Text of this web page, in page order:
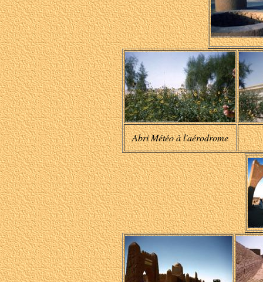
Abri Météo à l'aérodrome